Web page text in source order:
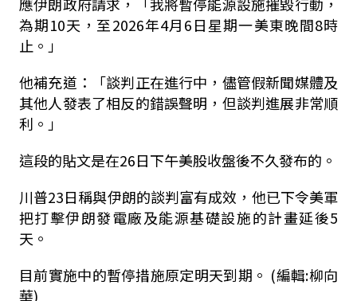
為期10天，至2026年4月6日星期一美東晚間8時
止。」
他補充道：「談判正在進行中，儘管假新聞媒體及
其他人發表了相反的錯誤聲明，但談判進展非常順
利。」
這段的貼文是在26日下午美股收盤後不久發布的。
川普23日稱與伊朗的談判富有成效，他已下令美軍
把打擊伊朗發電廠及能源基礎設施的計畫延後5
天。
目前實施中的暫停措施原定明天到期。 (編輯:柳向
華)